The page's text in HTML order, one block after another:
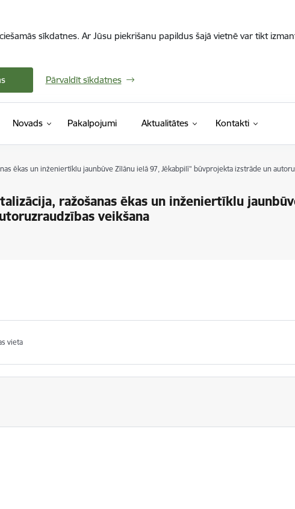
sīkdatnes. Ar Jūsu piekrišanu papildus šajā vietnē var tikt
Pārvaldīt sīkdatnes
Novads Pakalpojumi Aktualitātes Kontakti
ēkas un inženiertīklu jaunbūve Zīlānu ielā 97, Jēkabpilī" būvprojekta izstrāde un
ražošanas ēkas un inženiertīklu
veikšana
vieta